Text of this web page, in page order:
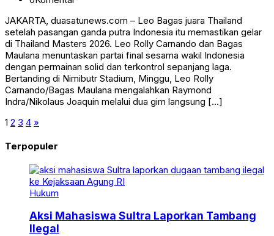
JAKARTA, duasatunews.com – Leo Bagas juara Thailand
setelah pasangan ganda putra Indonesia itu memastikan gelar
di Thailand Masters 2026. Leo Rolly Carnando dan Bagas
Maulana menuntaskan partai final sesama wakil Indonesia
dengan permainan solid dan terkontrol sepanjang laga.
Bertanding di Nimibutr Stadium, Minggu, Leo Rolly
Carnando/Bagas Maulana mengalahkan Raymond
Indra/Nikolaus Joaquin melalui dua gim langsung […]
1 2 3 4 »
Terpopuler
Hukum
Aksi Mahasiswa Sultra Laporkan Tambang
Ilegal